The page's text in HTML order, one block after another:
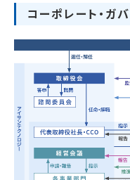
コーポレート・ガ